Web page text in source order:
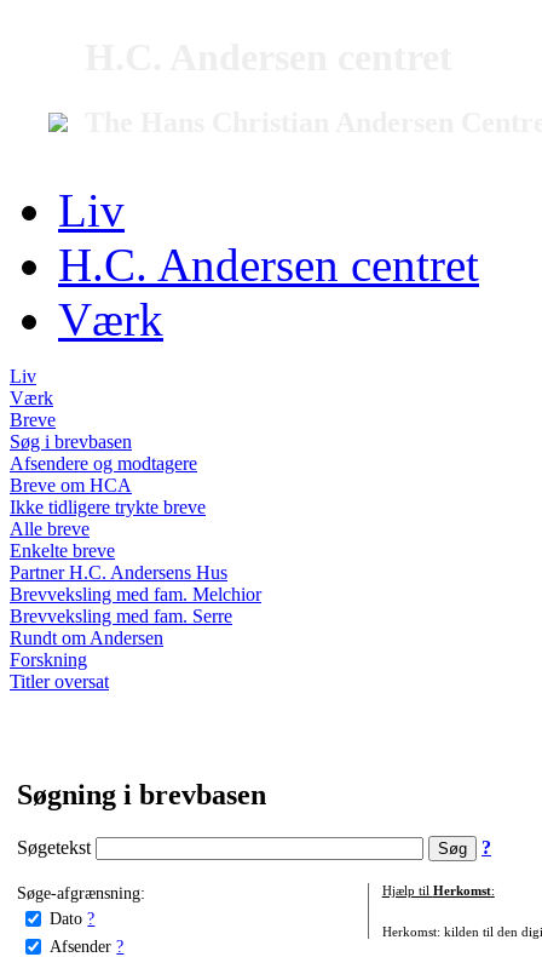
Liv
H.C. Andersen centret
Værk
Liv
Værk
Breve
Søg i brevbasen
Afsendere og modtagere
Breve om HCA
Ikke tidligere trykte breve
Alle breve
Enkelte breve
Partner H.C. Andersens Hus
Brevveksling med fam. Melchior
Brevveksling med fam. Serre
Rundt om Andersen
Forskning
Titler oversat
Søgning i brevbasen
Søgetekst ?
Søge-afgrænsning:
Dato ?
Afsender ?
Hjælp til Herkomst:
Herkomst: kilden til den